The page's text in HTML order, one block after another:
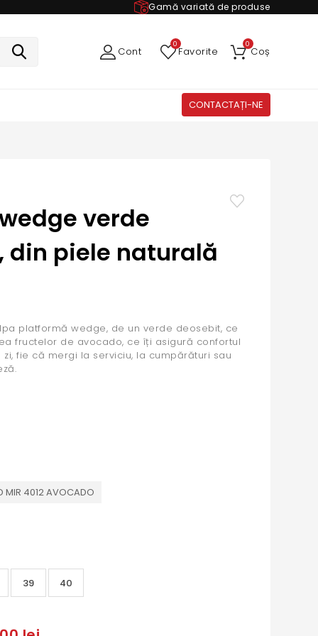
Gamă variată de produse
Cont Favorite
0
Coș
0
CONTACTAȚI-NE
verde
din piele naturală
platformă wedge, de un verde deosebit, ce
fructelor de avocado, ce îți asigură confortul
fie că mergi la serviciu, la cumpărături sau
MIR 4012 AVOCADO
39 40